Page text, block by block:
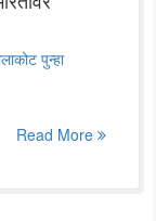
पुन्हा
Read More